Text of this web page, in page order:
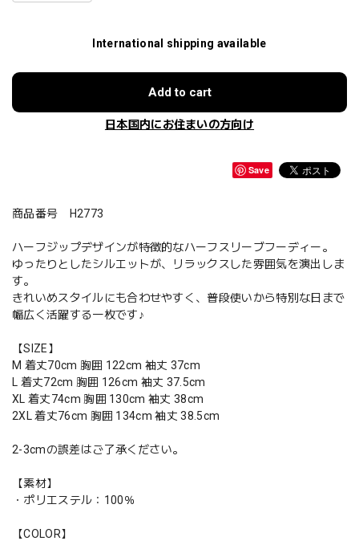
International shipping available
Add to cart
日本国内にお住まいの方向け
Save
商品番号 H2773
ハーフジップデザインが特徴的なハーフスリーブフーディー。
ゆったりとしたシルエットが、リラックスした雰囲気を演出しま
す。
きれいめスタイルにも合わせやすく、普段使いから特別な日まで
幅広く活躍する一枚です♪
【SIZE】
M 着丈70cm 胸囲 122cm 袖丈 37cm
L 着丈72cm 胸囲 126cm 袖丈 37.5cm
XL 着丈74cm 胸囲 130cm 袖丈 38cm
2XL 着丈76cm 胸囲 134cm 袖丈 38.5cm
2-3cmの誤差はご了承ください。
【素材】
・ポリエステル：100％
【COLOR】